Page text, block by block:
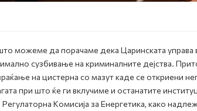
можеме да порачаме дека Царинската управа
сузбивање на криминалните дејства.
на цистерна со мазут каде се откриени
при што ќе ги вклучиме и останатите
Комисија за Енергетика, како